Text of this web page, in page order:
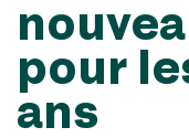
pour
ans